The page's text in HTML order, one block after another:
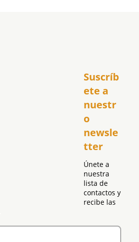
Suscríb
ete a
nuestr
o
newsle
tter
Únete a
nuestra
lista de
contactos y
recibe las